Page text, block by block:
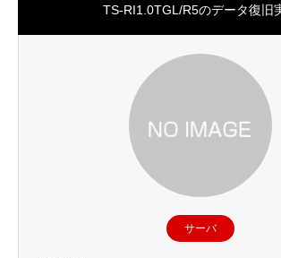
TS-RI1.0TGL/R5のデータ復旧
サーバ